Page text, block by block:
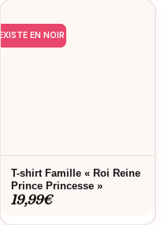
EXISTE EN NOIR
T-shirt Famille « Roi Reine
Prince Princesse »
19,99€